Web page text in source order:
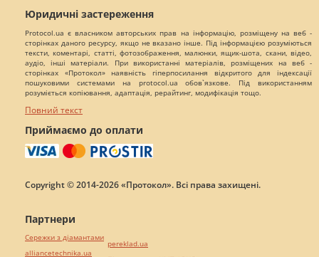
Юридичні застереження
Protocol.ua є власником авторських прав на інформацію, розміщену на веб -
сторінках даного ресурсу, якщо не вказано інше. Під інформацією розуміються
тексти, коментарі, статті, фотозображення, малюнки, ящик-шота, скани, відео,
аудіо, інші матеріали. При використанні матеріалів, розміщених на веб -
сторінках «Протокол» наявність гіперпосилання відкритого для індексації
пошуковими системами на protocol.ua обов`язкове. Під використанням
розуміється копіювання, адаптація, рерайтинг, модифікація тощо.
Повний текст
Приймаємо до оплати
Copyright © 2014-2026 «Протокол». Всі права захищені.
Партнери
Сережки з діамантами
alliancetechnika.ua
pereklad.ua